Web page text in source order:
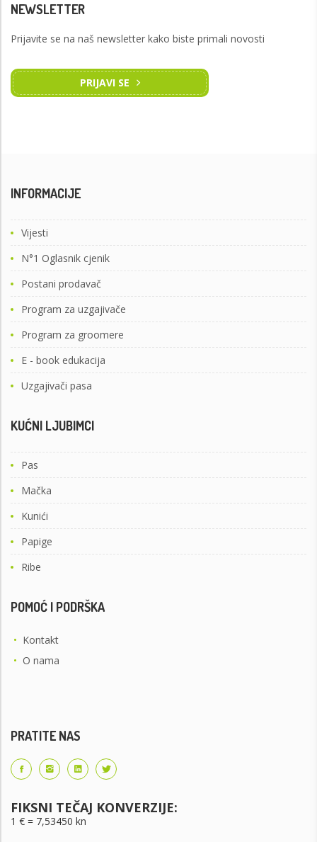
NEWSLETTER
Prijavite se na naš newsletter kako biste primali novosti
PRIJAVI SE
INFORMACIJE
Vijesti
N°1 Oglasnik cjenik
Postani prodavač
Program za uzgajivače
Program za groomere
E - book edukacija
Uzgajivači pasa
KUĆNI LJUBIMCI
Pas
Mačka
Kunići
Papige
Ribe
POMOĆ I PODRŠKA
• Kontakt
• O nama
PRATITE NAS
FIKSNI TEČAJ KONVERZIJE:
1 € = 7,53450 kn